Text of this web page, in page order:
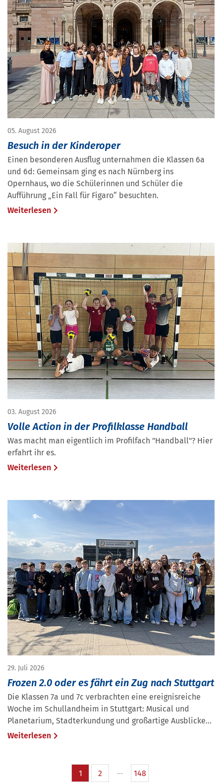
05. August 2026
Besuch in der Kinderoper
Einen besonderen Ausflug unternahmen die Klassen 6a
und 6d: Gemeinsam ging es nach Nürnberg ins
Opernhaus, wo die Schülerinnen und Schüler die
Aufführung „Ein Fall für Figaro“ besuchten.
Weiterlesen
03. August 2026
Volle Action in der Profilklasse Handball
Was macht man eigentlich im Profilfach "Handball"? Hier
erfahrt ihr es.
Weiterlesen
29. Juli 2026
Frozen 2.0 oder es fährt ein Zug nach Stuttgart
Die Klassen 7a und 7c verbrachten eine ereignisreiche
Woche im Schullandheim in Stuttgart: Musical und
Planetarium, Stadterkundung und großartige Ausblicke...
Weiterlesen
1 2 148